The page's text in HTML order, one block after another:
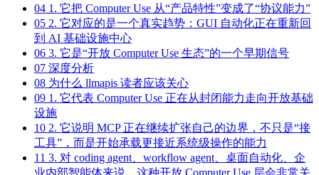
04 1. 它把 Computer Use 从“产品特性”变成了“协议能力”
05 2. 它对应的是一个真实趋势：GUI 自动化正在重新回
到 AI 基础设施中心
06 3. 它是“开放 Computer Use 生态”的一个早期信号
07 深度分析
08 为什么 llmapis 读者应该关心
09 1. 它代表 Computer Use 正在从封闭能力走向开放基础
设施
10 2. 它说明 MCP 正在继续扩张自己的边界，不只是“接
工具”，而是开始承载更接近系统级操作的能力
11 3. 对 coding agent、workflow agent、桌面自动化、企
业内部智能体来说，这种开放 Computer Use 层会非常关